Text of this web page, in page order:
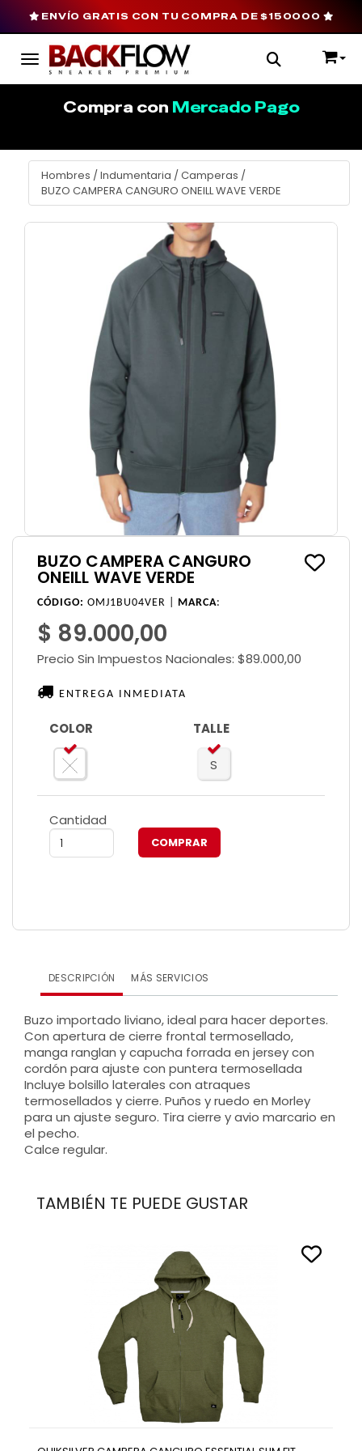
Toggle navigation
ENVÍO GRATIS CON TU COMPRA DE $150000
Compra con Mercado Pago
Hombres / Indumentaria / Camperas /
BUZO CAMPERA CANGURO ONEILL WAVE VERDE
BUZO CAMPERA CANGURO
ONEILL WAVE VERDE
CÓDIGO: OMJ1BU04VER | MARCA:
$ 89.000,00
Precio Sin Impuestos Nacionales: $89.000,00
ENTREGA INMEDIATA
COLOR TALLE
S
Cantidad
DESCRIPCIÓN MÁS SERVICIOS
Buzo importado liviano, ideal para hacer deportes.
Con apertura de cierre frontal termosellado,
manga ranglan y capucha forrada en jersey con
cordón para ajuste con puntera termosellada
Incluye bolsillo laterales con atraques
termosellados y cierre. Puños y ruedo en Morley
para un ajuste seguro. Tira cierre y avio marcario en
el pecho.
Calce regular.
TAMBIÉN TE PUEDE GUSTAR